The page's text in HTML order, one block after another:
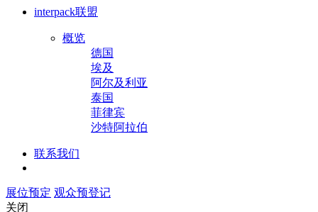
interpack联盟
概览
德国
埃及
阿尔及利亚
泰国
菲律宾
沙特阿拉伯
联系我们
展位预定 观众预登记
关闭